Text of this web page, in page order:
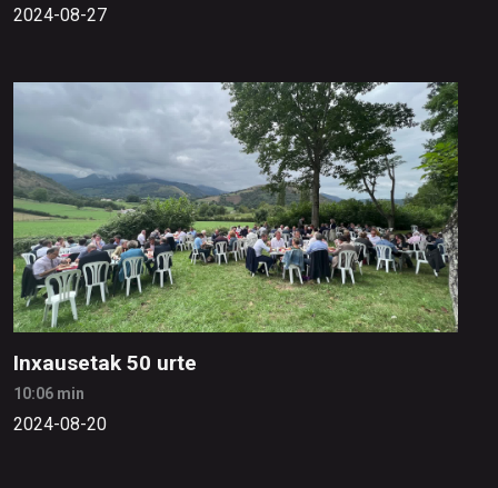
2024-08-27
Inxausetak 50 urte
10:06 min
2024-08-20